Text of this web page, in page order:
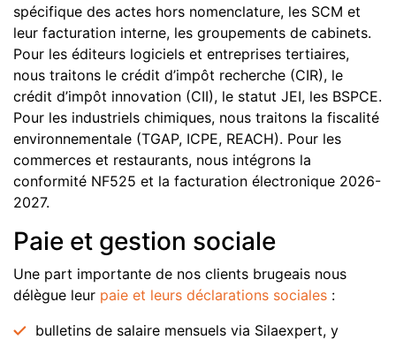
spécifique des actes hors nomenclature, les SCM et
leur facturation interne, les groupements de cabinets.
Pour les éditeurs logiciels et entreprises tertiaires,
nous traitons le crédit d’impôt recherche (CIR), le
crédit d’impôt innovation (CII), le statut JEI, les BSPCE.
Pour les industriels chimiques, nous traitons la fiscalité
environnementale (TGAP, ICPE, REACH). Pour les
commerces et restaurants, nous intégrons la
conformité NF525 et la facturation électronique 2026-
2027.
Paie et gestion sociale
Une part importante de nos clients brugeais nous
délègue leur paie et leurs déclarations sociales :
bulletins de salaire mensuels via Silaexpert, y